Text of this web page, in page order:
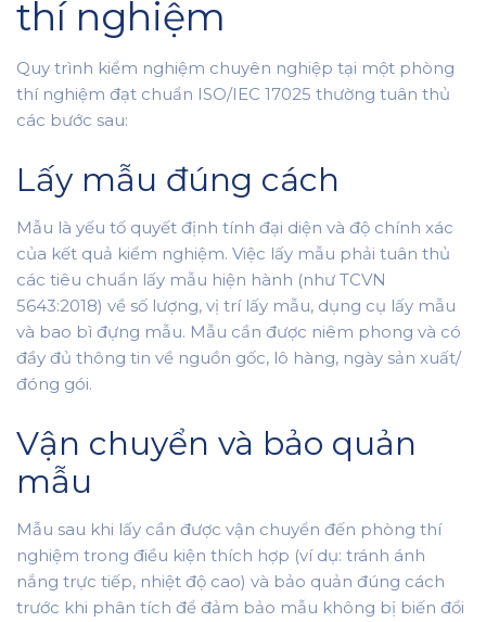
thí nghiệm
Quy trình kiểm nghiệm chuyên nghiệp tại một phòng
thí nghiệm đạt chuẩn ISO/IEC 17025 thường tuân thủ
các bước sau:
Lấy mẫu đúng cách
Mẫu là yếu tố quyết định tính đại diện và độ chính xác
của kết quả kiểm nghiệm. Việc lấy mẫu phải tuân thủ
các tiêu chuẩn lấy mẫu hiện hành (như TCVN
5643:2018) về số lượng, vị trí lấy mẫu, dụng cụ lấy mẫu
và bao bì đựng mẫu. Mẫu cần được niêm phong và có
đầy đủ thông tin về nguồn gốc, lô hàng, ngày sản xuất/
đóng gói.
Vận chuyển và bảo quản
mẫu
Mẫu sau khi lấy cần được vận chuyển đến phòng thí
nghiệm trong điều kiện thích hợp (ví dụ: tránh ánh
nắng trực tiếp, nhiệt độ cao) và bảo quản đúng cách
trước khi phân tích để đảm bảo mẫu không bị biến đổi